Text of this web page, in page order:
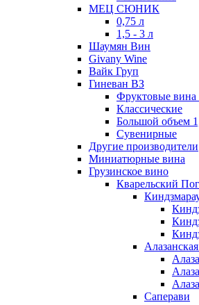
МЕЦ СЮНИК
0,75 л
1,5 - 3 л
Шаумян Вин
Givany Wine
Вайк Груп
Гиневан ВЗ
Фруктовые
Классические
Большой объем
Сувенирные
Другие производители
Миниатюрные вина
Грузинское вино
Кварельский
Саперави